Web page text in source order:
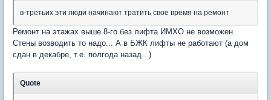
в-третьих эти люди начинают тратить свое время на ремонт
Ремонт на этажах выше 8-го без лифта ИМХО не возможен.
Стены возводить то надо... А в БЖК лифты не работают (а дом
сдан в декабре, т.е. полгода назад...)
Quote